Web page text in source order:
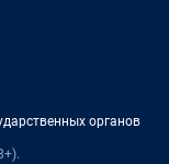
органов